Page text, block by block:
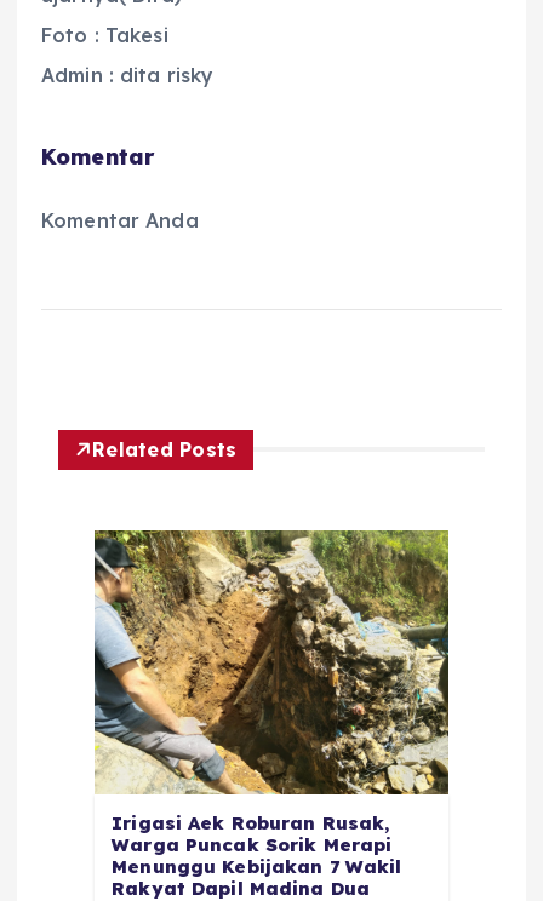
Foto : Takesi
Admin : dita risky
Komentar
Komentar Anda
Related Posts
Irigasi Aek Roburan Rusak,
Warga Puncak Sorik Merapi
Menunggu Kebijakan 7 Wakil
Rakyat Dapil Madina Dua